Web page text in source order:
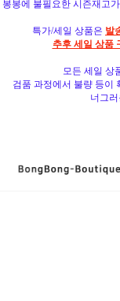
봉봉에 불필요한 시즌재고
특가/세일 상품은 발
추후 세일 상품
모든 세일 상
검품 과정에서 불량 등이
너그